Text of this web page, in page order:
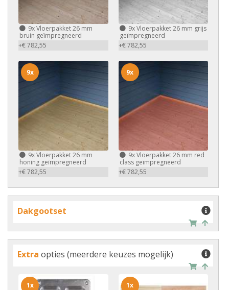
9xVloerpakket 26 mm
bruin geïmpregneerd
+€ 782,55
9xVloerpakket 26 mm grijs
geïmpregneerd
+€ 782,55
9xVloerpakket 26 mm
honing geïmpregneerd
+€ 782,55
9x
9xVloerpakket 26 mm red
class geïmpregneerd
+€ 782,55
9x
Dakgootset
Extra opties (meerdere keuzes mogelijk)
1x 1x